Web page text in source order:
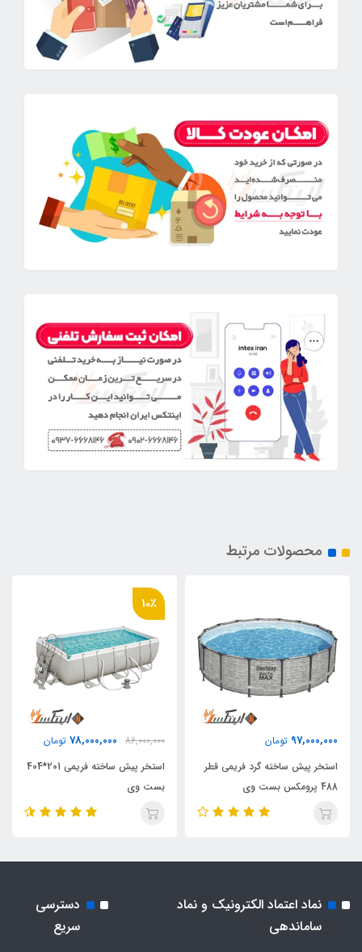
محصولات مرتبط
97,000,000 تومان
استخر پیش ساخته گرد فریمی قطر
488 پرومکس بست وی
10٪
86,000,000
78,000,000 تومان
استخر پیش ساخته فریمی 201*404
بست وی
نماد اعتماد الکترونیک و نماد
ساماندهی
دسترسی
سریع